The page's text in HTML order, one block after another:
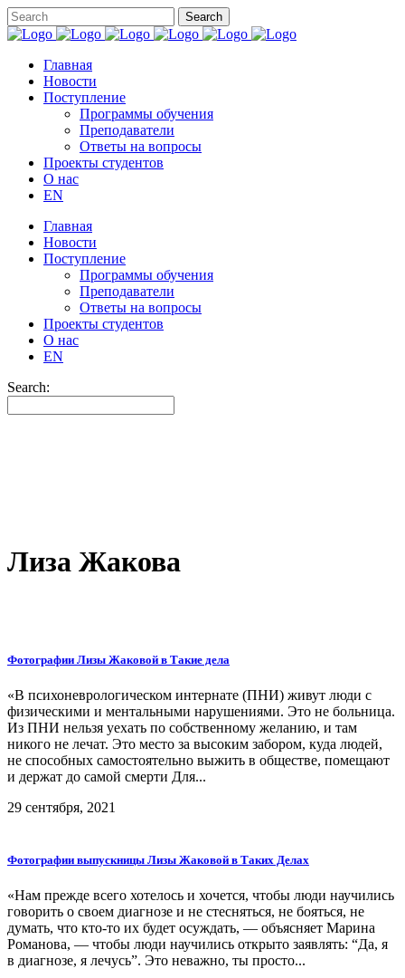
Главная
Новости
Поступление
Программы обучения
Преподаватели
Ответы на вопросы
Проекты студентов
О нас
EN
Главная
Новости
Поступление
Программы обучения
Преподаватели
Ответы на вопросы
Проекты студентов
О нас
EN
Search:
Лиза Жакова
Фотографии Лизы Жаковой в Такие дела
«В психоневрологическом интернате (ПНИ) живут люди с
физическими и ментальными нарушениями. Это не больница.
Из ПНИ нельзя уехать по собственному желанию, и там
никого не лечат. Это место за высоким забором, куда людей,
не способных самостоятельно выжить в обществе, помещают
и держат до самой смерти Для...
29 сентября, 2021
Фотографии выпускницы Лизы Жаковой в Таких Делах
«Нам прежде всего хотелось и хочется, чтобы люди научились
говорить о своем диагнозе и не стесняться, не бояться, не
думать, что кто-то их будет осуждать, — объясняет Марина
Романова, — чтобы люди научились открыто заявлять: “Да, я
в диагнозе, я лечусь”. Это неважно, ты просто...